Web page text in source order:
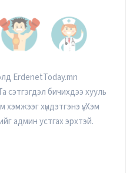
ErdenetToday.mn
сэтгэгдэл бичихдээ хууль
хүндэтгэнэ үү. Хэм
админ устгах эрхтэй.